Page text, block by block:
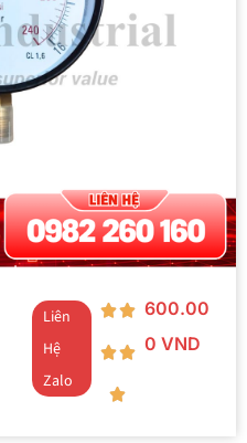
Liên
Hệ
Zalo
600.00
0 VND